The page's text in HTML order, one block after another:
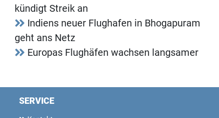
kündigt Streik an
Indiens neuer Flughafen in Bhogapuram
geht ans Netz
Europas Flughäfen wachsen langsamer
SERVICE